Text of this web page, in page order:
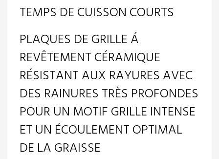
TEMPS DE CUISSON COURTS
PLAQUES DE GRILLE Á
REVÊTEMENT CÉRAMIQUE
RÉSISTANT AUX RAYURES AVEC
DES RAINURES TRÈS PROFONDES
POUR UN MOTIF GRILLE INTENSE
ET UN ÉCOULEMENT OPTIMAL
DE LA GRAISSE